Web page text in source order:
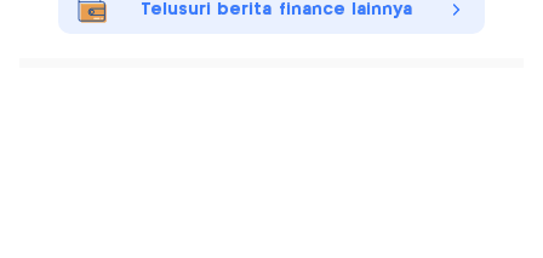
Telusuri berita finance lainnya